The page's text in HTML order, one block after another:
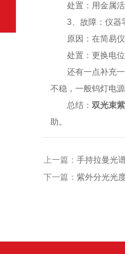
处置：用金属活
3、故障：仪器零
原因：在简易仪
处置：更换电位
还有一点补充一
不稳，一般钨灯电
总结： 双光束
助。
上一篇： 手持拉曼光
下一篇： 紫外分光光